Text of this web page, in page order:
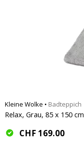
Kleine Wolke • Badteppich
Relax, Grau, 85 x 150 cm
CHF 169.00